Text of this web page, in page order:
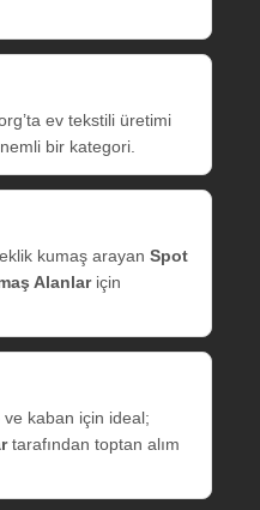
ev tekstili üretimi
bir kategori.
kumaş arayan Spot
Alanlariçin
ve kaban için ideal;
tarafından toptan alım